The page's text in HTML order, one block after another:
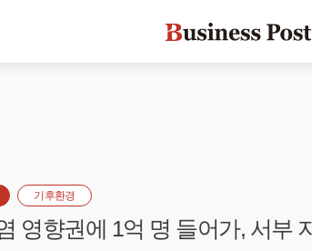
기후환경
영향권에 1억 명 들어가, 서부